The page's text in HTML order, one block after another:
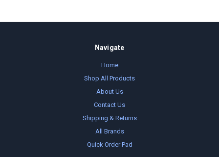
Navigate
Home
Shop All Products
About Us
Contact Us
Shipping & Returns
All Brands
Quick Order Pad